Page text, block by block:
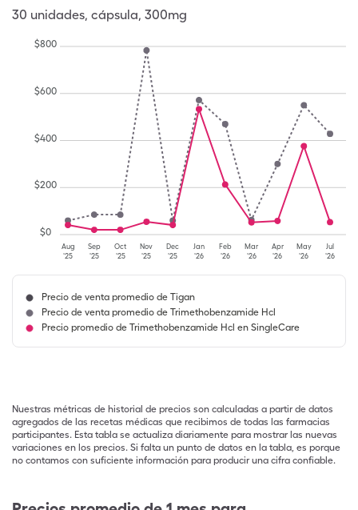
30 unidades, cápsula, 300mg
Aug
'25
Sep
'25
Oct
'25
Nov
'25
Dec
'25
Jan
'26
Feb
'26
Mar
'26
Apr
'26
May
'26
Jul
'26
$0
$200
$400
$600
$800
Precio de venta promedio de Tigan
Precio de venta promedio de Trimethobenzamide Hcl
Precio promedio de Trimethobenzamide Hcl en SingleCare
Nuestras métricas de historial de precios son calculadas a partir de datos
agregados de las recetas médicas que recibimos de todas las farmacias
participantes. Esta tabla se actualiza diariamente para mostrar las nuevas
variaciones en los precios. Si falta un punto de datos en la tabla, es porque
no contamos con suficiente información para producir una cifra confiable.